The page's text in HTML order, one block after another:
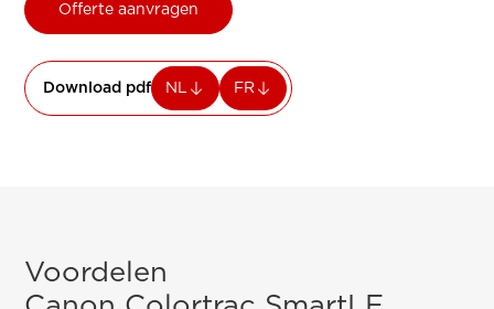
Offerte aanvragen
Download pdf NL FR
Voordelen